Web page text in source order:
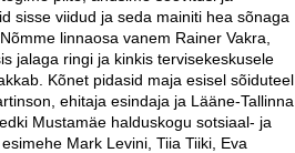
sisse viidud ja seda mainiti hea sõnaga
linnaosa vanem Rainer Vakra,
jalaga ringi ja kinkis tervisekeskusele
Kõnet pidasid maja esisel sõiduteel
ehitaja esindaja ja Lääne-Tallinna
Mustamäe halduskogu sotsiaal- ja
Mark Levini, Tiia Tiiki, Eva